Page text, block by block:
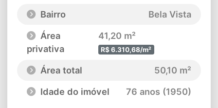
Bairro
Bela Vista
Área
privativa
41,20 m²
R$ 6.310,68/m²
Área total
50,10 m²
Idade do imóvel
76 anos (1950)